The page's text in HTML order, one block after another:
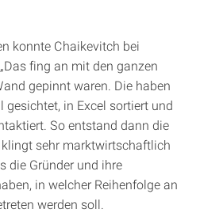
konnte Chaikevitch bei
fing an mit den ganzen
gepinnt waren. Die haben
in Excel sortiert und
So entstand dann die
klingt sehr marktwirtschaftlich
die Gründer und ihre
in welcher Reihenfolge an
werden soll.